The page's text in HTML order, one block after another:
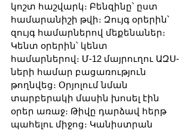
կոշտ հաշվարկ։ Բենզինը՝ ըստ
համարանիշի թվի։ Զույգ օրերին՝
զույգ համարներով մեքենաներ։
Կենտ օրերին՝ կենտ
համարներով։ Մ-12 մայրուղու ԱԶՍ-
ների համար բացառություն
թողնվեց։ Օրյոլում նման
տարբերակի մասին խոսել էին
օրեր առաջ։ Թիվը դարձավ հերթ
պահելու միջոց։ Կանիստրան